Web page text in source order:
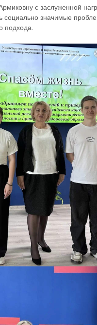
с заслуженной
социально значимые
подхода.